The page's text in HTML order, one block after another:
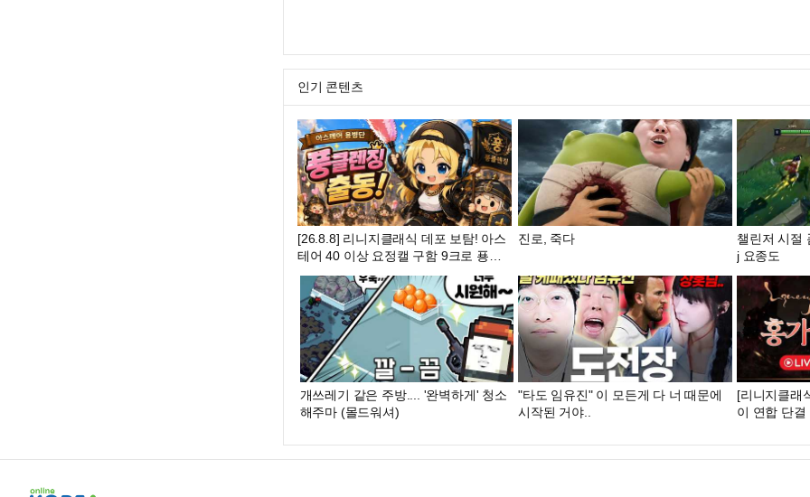
인기 콘텐츠
[26.8.8] 리니지클래식 데포 보탐! 아스
테어 40 이상 요정캘 구함 9크로 푱클
렌징 #리니지 #리니지클래식 #내가수
영 #모지리단 #푱비서 #이문주 #똘끼
진로, 죽다
챌린저 시절
j 요종도
개쓰레기 같은 주방.... '완벽하게' 청소
해주마 (몰드워셔)
"타도 임유진" 이 모든게 다 너 때문에
시작된 거야..
[리니지클래
이 연합 단결